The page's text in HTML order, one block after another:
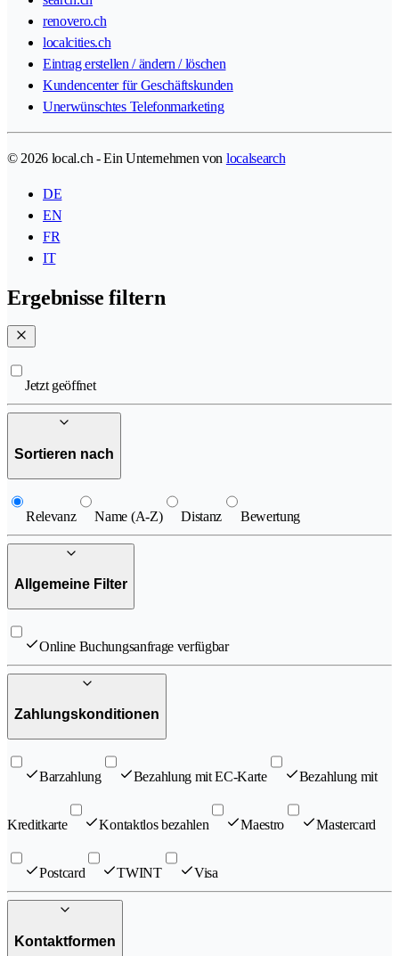
renovero.ch
localcities.ch
Eintrag erstellen / ändern / löschen
Kundencenter für Geschäftskunden
Unerwünschtes Telefonmarketing
© 2026 local.ch - Ein Unternehmen von localsearch
DE
EN
FR
IT
Ergebnisse filtern
Jetzt geöffnet
Sortieren nach
Relevanz Name (A-Z) Distanz Bewertung
Allgemeine Filter
Online Buchungsanfrage verfügbar
Zahlungskonditionen
Barzahlung Bezahlung mit EC-Karte Bezahlung mit
Kreditkarte Kontaktlos bezahlen Maestro Mastercard
Postcard TWINT Visa
Kontaktformen